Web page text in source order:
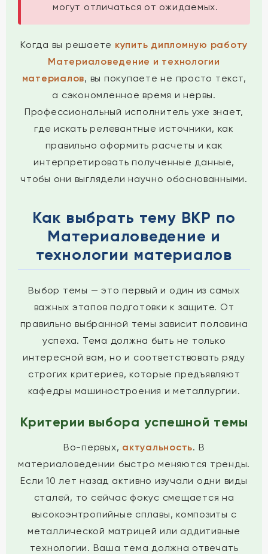
могут отличаться от ожидаемых.
Когда вы решаете купить дипломную работу
Материаловедение и технологии
материалов, вы покупаете не просто текст,
а сэкономленное время и нервы.
Профессиональный исполнитель уже знает,
где искать релевантные источники, как
правильно оформить расчеты и как
интерпретировать полученные данные,
чтобы они выглядели научно обоснованными.
Как выбрать тему ВКР по
Материаловедение и
технологии материалов
Выбор темы — это первый и один из самых
важных этапов подготовки к защите. От
правильно выбранной темы зависит половина
успеха. Тема должна быть не только
интересной вам, но и соответствовать ряду
строгих критериев, которые предъявляют
кафедры машиностроения и металлургии.
Критерии выбора успешной темы
Во-первых, актуальность. В
материаловедении быстро меняются тренды.
Если 10 лет назад активно изучали одни виды
сталей, то сейчас фокус смещается на
высокоэнтропийные сплавы, композиты с
металлической матрицей или аддитивные
технологии. Ваша тема должна отвечать